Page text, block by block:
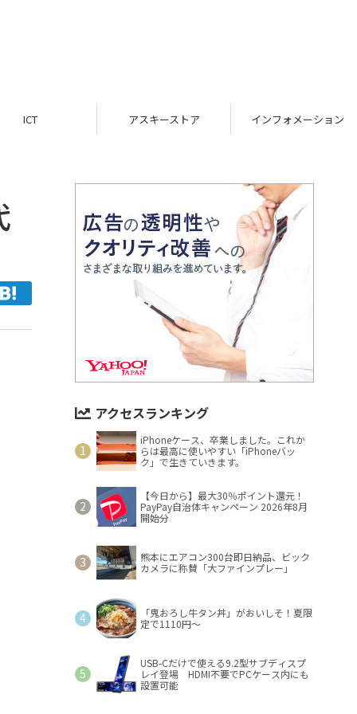
ICT アスキーストア インフォメーション
アクセスランキング
iPhoneケース、卒業しました。これか
らは最高に使いやすい「iPhoneバッ
ク」で生きていきます。
【今日から】最大30％ポイント還元！
PayPay自治体キャンペーン 2026年8月
開始分
熊本にエアコン300台即日納品、ビック
カメラに称賛「大ファインプレー」
「鬼おろし牛タン丼」がおいしそ！夏限
定で1110円～
USB-Cだけで使える9.2型サブディスプ
レイ登場 HDMI不要でPCケース内にも
設置可能